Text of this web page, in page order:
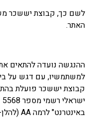
לשם כך, קבוצת יששכר
האתר.
ההנגשה נועדה להתאים את
למשתמשיו, עם דגש על
קבוצת יששכר פועלת
באינטרנט" לרמה AA (להלן- תקן הנגישות).